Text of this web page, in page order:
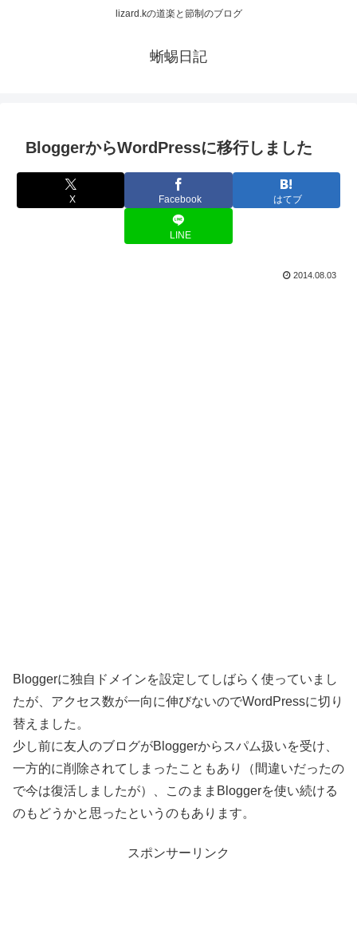
lizard.kの道楽と節制のブログ
蜥蜴日記
BloggerからWordPressに移行しました
X Facebook はてブ
LINE
2014.08.03
Bloggerに独自ドメインを設定してしばらく使っていまし
たが、アクセス数が一向に伸びないのでWordPressに切り
替えました。
少し前に友人のブログがBloggerからスパム扱いを受け、
一方的に削除されてしまったこともあり（間違いだったの
で今は復活しましたが）、このままBloggerを使い続ける
のもどうかと思ったというのもあります。
スポンサーリンク